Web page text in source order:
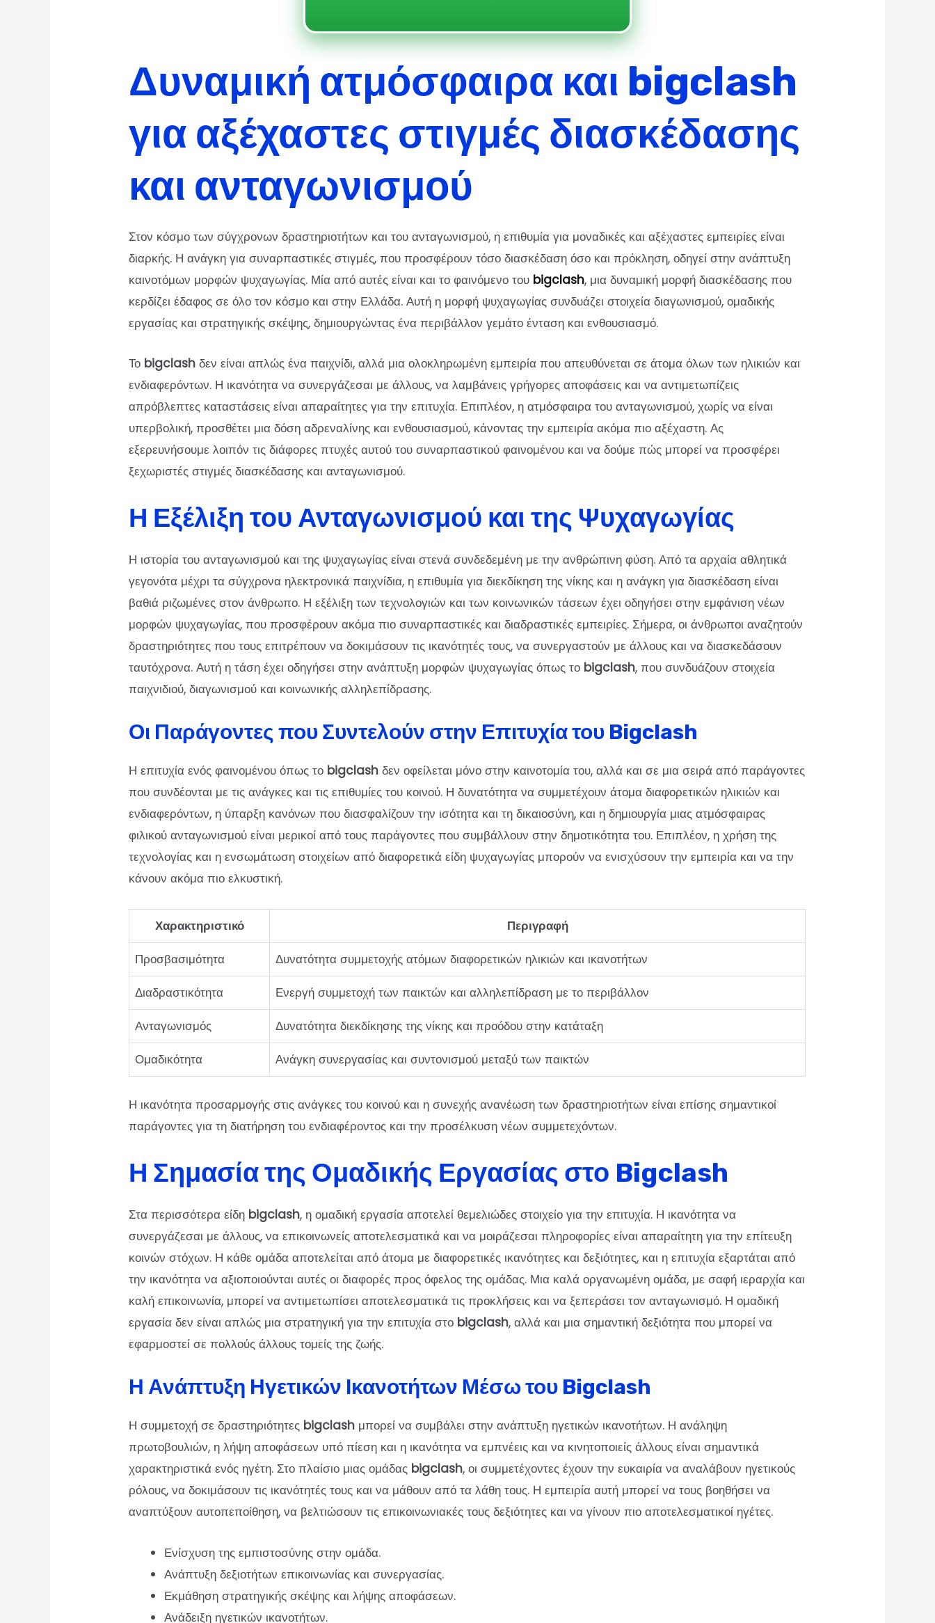
Δυναμική ατμόσφαιρα και bigclash
για αξέχαστες στιγμές διασκέδασης
και ανταγωνισμού
Στον κόσμο των σύγχρονων δραστηριοτήτων και του ανταγωνισμού, η επιθυμία για μοναδικές και αξέχαστες εμπειρίες είναι
διαρκής. Η ανάγκη για συναρπαστικές στιγμές, που προσφέρουν τόσο διασκέδαση όσο και πρόκληση, οδηγεί στην ανάπτυξη
καινοτόμων μορφών ψυχαγωγίας. Μία από αυτές είναι και το φαινόμενο του bigclash, μια δυναμική μορφή διασκέδασης που
κερδίζει έδαφος σε όλο τον κόσμο και στην Ελλάδα. Αυτή η μορφή ψυχαγωγίας συνδυάζει στοιχεία διαγωνισμού, ομαδικής
εργασίας και στρατηγικής σκέψης, δημιουργώντας ένα περιβάλλον γεμάτο ένταση και ενθουσιασμό.
Το bigclash δεν είναι απλώς ένα παιχνίδι, αλλά μια ολοκληρωμένη εμπειρία που απευθύνεται σε άτομα όλων των ηλικιών και
ενδιαφερόντων. Η ικανότητα να συνεργάζεσαι με άλλους, να λαμβάνεις γρήγορες αποφάσεις και να αντιμετωπίζεις
απρόβλεπτες καταστάσεις είναι απαραίτητες για την επιτυχία. Επιπλέον, η ατμόσφαιρα του ανταγωνισμού, χωρίς να είναι
υπερβολική, προσθέτει μια δόση αδρεναλίνης και ενθουσιασμού, κάνοντας την εμπειρία ακόμα πιο αξέχαστη. Ας
εξερευνήσουμε λοιπόν τις διάφορες πτυχές αυτού του συναρπαστικού φαινομένου και να δούμε πώς μπορεί να προσφέρει
ξεχωριστές στιγμές διασκέδασης και ανταγωνισμού.
Η Εξέλιξη του Ανταγωνισμού και της Ψυχαγωγίας
Η ιστορία του ανταγωνισμού και της ψυχαγωγίας είναι στενά συνδεδεμένη με την ανθρώπινη φύση. Από τα αρχαία αθλητικά
γεγονότα μέχρι τα σύγχρονα ηλεκτρονικά παιχνίδια, η επιθυμία για διεκδίκηση της νίκης και η ανάγκη για διασκέδαση είναι
βαθιά ριζωμένες στον άνθρωπο. Η εξέλιξη των τεχνολογιών και των κοινωνικών τάσεων έχει οδηγήσει στην εμφάνιση νέων
μορφών ψυχαγωγίας, που προσφέρουν ακόμα πιο συναρπαστικές και διαδραστικές εμπειρίες. Σήμερα, οι άνθρωποι αναζητούν
δραστηριότητες που τους επιτρέπουν να δοκιμάσουν τις ικανότητές τους, να συνεργαστούν με άλλους και να διασκεδάσουν
ταυτόχρονα. Αυτή η τάση έχει οδηγήσει στην ανάπτυξη μορφών ψυχαγωγίας όπως το bigclash, που συνδυάζουν στοιχεία
παιχνιδιού, διαγωνισμού και κοινωνικής αλληλεπίδρασης.
Οι Παράγοντες που Συντελούν στην Επιτυχία του Bigclash
Η επιτυχία ενός φαινομένου όπως το bigclash δεν οφείλεται μόνο στην καινοτομία του, αλλά και σε μια σειρά από παράγοντες
που συνδέονται με τις ανάγκες και τις επιθυμίες του κοινού. Η δυνατότητα να συμμετέχουν άτομα διαφορετικών ηλικιών και
ενδιαφερόντων, η ύπαρξη κανόνων που διασφαλίζουν την ισότητα και τη δικαιοσύνη, και η δημιουργία μιας ατμόσφαιρας
φιλικού ανταγωνισμού είναι μερικοί από τους παράγοντες που συμβάλλουν στην δημοτικότητα του. Επιπλέον, η χρήση της
τεχνολογίας και η ενσωμάτωση στοιχείων από διαφορετικά είδη ψυχαγωγίας μπορούν να ενισχύσουν την εμπειρία και να την
κάνουν ακόμα πιο ελκυστική.
Χαρακτηριστικό
Περιγραφή
Προσβασιμότητα
Δυνατότητα συμμετοχής ατόμων διαφορετικών ηλικιών και ικανοτήτων
Διαδραστικότητα
Ενεργή συμμετοχή των παικτών και αλληλεπίδραση με το περιβάλλον
Ανταγωνισμός
Δυνατότητα διεκδίκησης της νίκης και προόδου στην κατάταξη
Ομαδικότητα
Ανάγκη συνεργασίας και συντονισμού μεταξύ των παικτών
Η ικανότητα προσαρμογής στις ανάγκες του κοινού και η συνεχής ανανέωση των δραστηριοτήτων είναι επίσης σημαντικοί
παράγοντες για τη διατήρηση του ενδιαφέροντος και την προσέλκυση νέων συμμετεχόντων.
Η Σημασία της Ομαδικής Εργασίας στο Bigclash
Στα περισσότερα είδη bigclash, η ομαδική εργασία αποτελεί θεμελιώδες στοιχείο για την επιτυχία. Η ικανότητα να
συνεργάζεσαι με άλλους, να επικοινωνείς αποτελεσματικά και να μοιράζεσαι πληροφορίες είναι απαραίτητη για την επίτευξη
κοινών στόχων. Η κάθε ομάδα αποτελείται από άτομα με διαφορετικές ικανότητες και δεξιότητες, και η επιτυχία εξαρτάται από
την ικανότητα να αξιοποιούνται αυτές οι διαφορές προς όφελος της ομάδας. Μια καλά οργανωμένη ομάδα, με σαφή ιεραρχία και
καλή επικοινωνία, μπορεί να αντιμετωπίσει αποτελεσματικά τις προκλήσεις και να ξεπεράσει τον ανταγωνισμό. Η ομαδική
εργασία δεν είναι απλώς μια στρατηγική για την επιτυχία στο bigclash, αλλά και μια σημαντική δεξιότητα που μπορεί να
εφαρμοστεί σε πολλούς άλλους τομείς της ζωής.
Η Ανάπτυξη Ηγετικών Ικανοτήτων Μέσω του Bigclash
Η συμμετοχή σε δραστηριότητες bigclash μπορεί να συμβάλει στην ανάπτυξη ηγετικών ικανοτήτων. Η ανάληψη
πρωτοβουλιών, η λήψη αποφάσεων υπό πίεση και η ικανότητα να εμπνέεις και να κινητοποιείς άλλους είναι σημαντικά
χαρακτηριστικά ενός ηγέτη. Στο πλαίσιο μιας ομάδας bigclash, οι συμμετέχοντες έχουν την ευκαιρία να αναλάβουν ηγετικούς
ρόλους, να δοκιμάσουν τις ικανότητές τους και να μάθουν από τα λάθη τους. Η εμπειρία αυτή μπορεί να τους βοηθήσει να
αναπτύξουν αυτοπεποίθηση, να βελτιώσουν τις επικοινωνιακές τους δεξιότητες και να γίνουν πιο αποτελεσματικοί ηγέτες.
Ενίσχυση της εμπιστοσύνης στην ομάδα.
Ανάπτυξη δεξιοτήτων επικοινωνίας και συνεργασίας.
Εκμάθηση στρατηγικής σκέψης και λήψης αποφάσεων.
Ανάδειξη ηγετικών ικανοτήτων.